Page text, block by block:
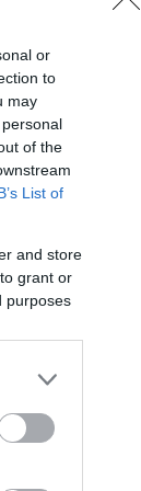
or
to
may
of the
List of
and store
grant or
purposes